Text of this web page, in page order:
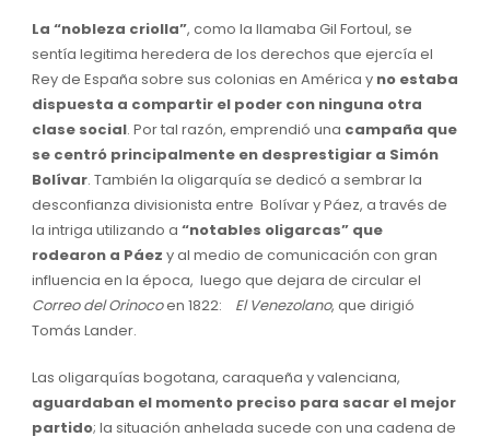
La “nobleza criolla”, como la llamaba Gil Fortoul, se
sentía legitima heredera de los derechos que ejercía el
Rey de España sobre sus colonias en América y no estaba
dispuesta a compartir el poder con ninguna otra
clase social. Por tal razón, emprendió una campaña que
se centró principalmente en desprestigiar a Simón
Bolívar. También la oligarquía se dedicó a sembrar la
desconfianza divisionista entre Bolívar y Páez, a través de
la intriga utilizando a “notables oligarcas” que
rodearon a Páez y al medio de comunicación con gran
influencia en la época, luego que dejara de circular el
Correo del Orinocoen 1822: El Venezolano, que dirigió
Tomás Lander.
Las oligarquías bogotana, caraqueña y valenciana,
aguardaban el momento preciso para sacar el mejor
partido; la situación anhelada sucede con una cadena de